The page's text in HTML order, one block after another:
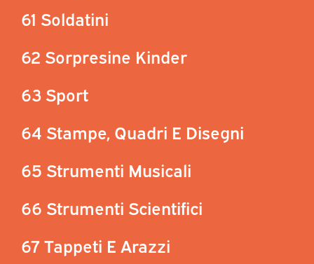
61 Soldatini
62 Sorpresine Kinder
63 Sport
64 Stampe, Quadri E Disegni
65 Strumenti Musicali
66 Strumenti Scientifici
67 Tappeti E Arazzi